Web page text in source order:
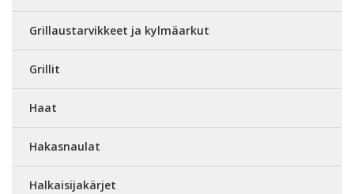
Grillaustarvikkeet ja kylmäarkut
Grillit
Haat
Hakasnaulat
Halkaisijakärjet